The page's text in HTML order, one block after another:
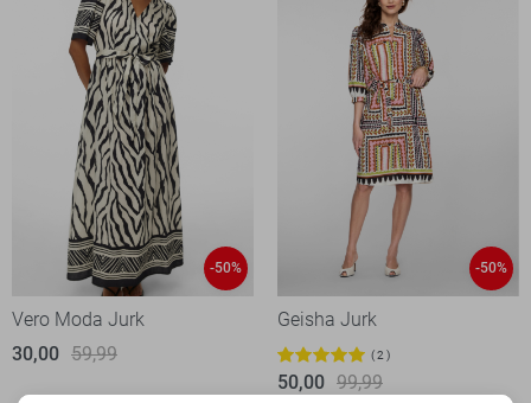
-50%
Vero Moda Jurk
30,00 59,99
-50%
Geisha Jurk
2
50,00 99,99